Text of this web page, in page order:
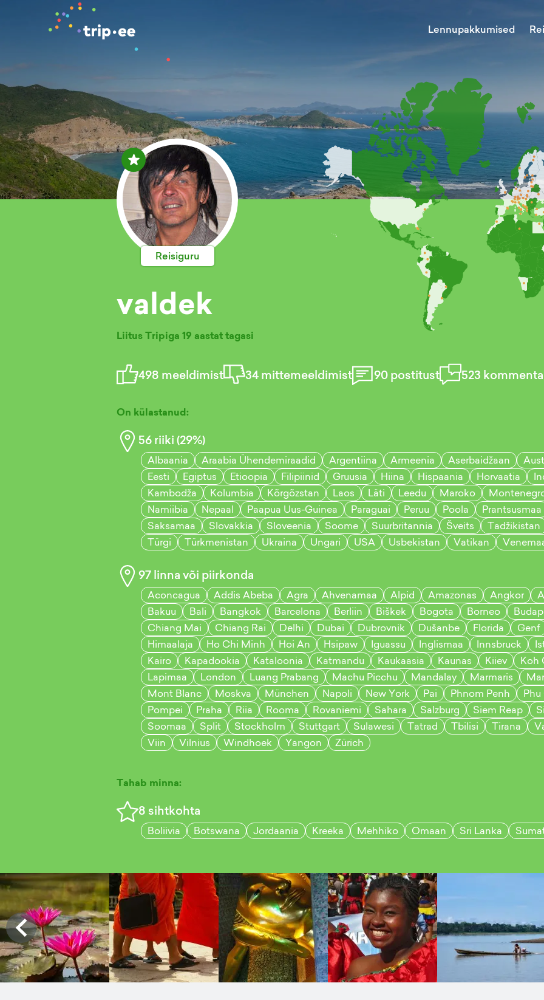
Lennupakkumised
Reisiguru
valdek
Liitus Tripiga 19 aastat tagasi
498 meeldimist 34mittemeeldimist 90postitust 523
On külastanud:
56riiki (29%)
Albaania Araabia Ühendemiraadid Argentiina Armeenia Aserbaidžaan
Eesti
Egiptus Etioopia Filipiinid Gruusia Hiina Hispaania Horvaatia
Kambodža
Kolumbia Kõrgõzstan Laos Läti Leedu Maroko
Namiibia
Nepaal Paapua Uus-Guinea Paraguai Peruu Poola
Prantsusmaa
Saksamaa
Slovakkia Sloveenia Soome Suurbritannia Šveits
Tadžikistan
Türgi
Türkmenistan Ukraina Ungari USA Usbekistan Vatikan
97linna või piirkonda
Aconcagua Addis Abeba Agra Ahvenamaa Alpid Amazonas Angkor
Bakuu
Bali Bangkok Barcelona Berliin Biškek Bogota Borneo
Chiang Mai
Chiang Rai Delhi Dubai Dubrovnik Dušanbe Florida
Genf
Himaalaja
Ho Chi Minh Hoi An Hsipaw Iguassu Inglismaa Innsbruck
Kairo
Kapadookia Kataloonia Katmandu Kaukaasia Kaunas Kiiev
Koh
Lapimaa
London Luang Prabang Machu Picchu Mandalay Marmaris
Mont Blanc
Moskva München Napoli New York Pai Phnom Penh
Pompei
Praha Riia Rooma Rovaniemi Sahara Salzburg Siem Reap
Soomaa
Split Stockholm Stuttgart Sulawesi Tatrad Tbilisi Tirana
Viin
Vilnius Windhoek Yangon Zürich
Tahab minna:
8 sihtkohta
Boliivia Botswana Jordaania Kreeka Mehhiko Omaan Sri Lanka